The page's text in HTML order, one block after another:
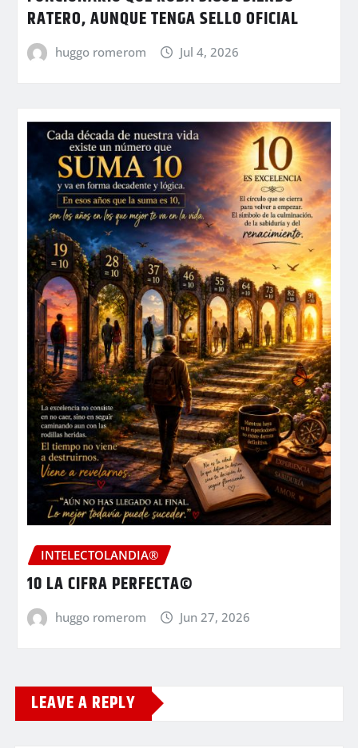
RATERO, AUNQUE TENGA SELLO OFICIAL
huggo romerom Jul 4, 2026
INTELECTOLANDIA®
10 LA CIFRA PERFECTA©
huggo romerom Jun 27, 2026
LEAVE A REPLY